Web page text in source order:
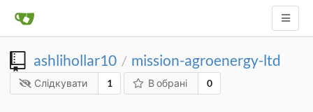
ashlihollar10 / mission-agroenergy-ltd
Слідкувати 1 В обрані 0